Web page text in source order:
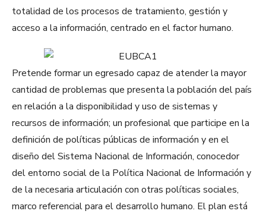
totalidad de los procesos de tratamiento, gestión y
acceso a la información, centrado en el factor humano.
Pretende formar un egresado capaz de atender la mayor
cantidad de problemas que presenta la población del país
en relación a la disponibilidad y uso de sistemas y
recursos de información; un profesional que participe en la
definición de políticas públicas de información y en el
diseño del Sistema Nacional de Información, conocedor
del entorno social de la Política Nacional de Información y
de la necesaria articulación con otras políticas sociales,
marco referencial para el desarrollo humano. El plan está